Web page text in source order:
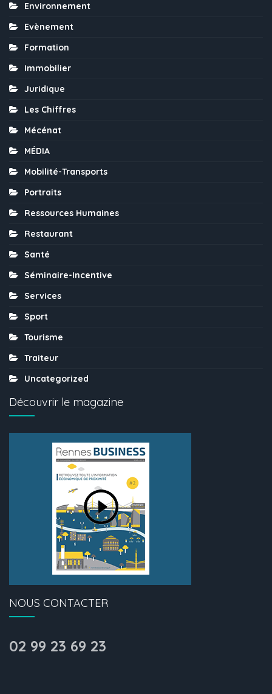
Environnement
Evènement
Formation
Immobilier
Juridique
Les Chiffres
Mécénat
MÉDIA
Mobilité-Transports
Portraits
Ressources Humaines
Restaurant
Santé
Séminaire-Incentive
Services
Sport
Tourisme
Traiteur
Uncategorized
Découvrir le magazine
NOUS CONTACTER
02 99 23 69 23